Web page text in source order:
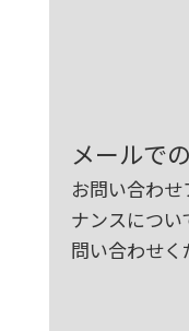
メールで
お問い合わ
ナンスについ
問い合わせく